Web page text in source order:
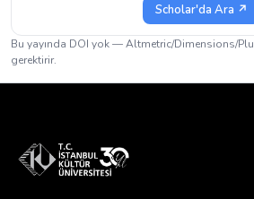
Scholar'da Ara ↗
Bu yayında DOI yok — Altmetric/Dimensions/
gerektirir.